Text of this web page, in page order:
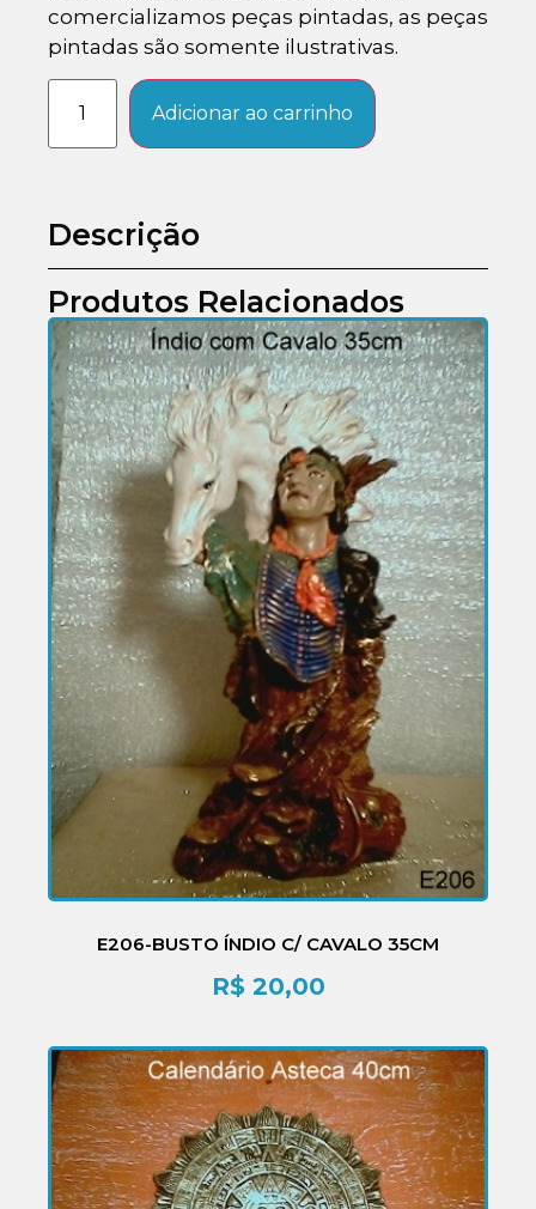
comercializamos peças pintadas, as peças
pintadas são somente ilustrativas.
Adicionar ao carrinho
Descrição
Produtos Relacionados
E206-BUSTO ÍNDIO C/ CAVALO 35CM
R$20,00